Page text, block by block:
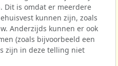
Dit is omdat er meerdere
kunnen zijn, zoals
Anderzijds kunnen er ook
(zoals bijvoorbeeld een
zijn in deze telling niet